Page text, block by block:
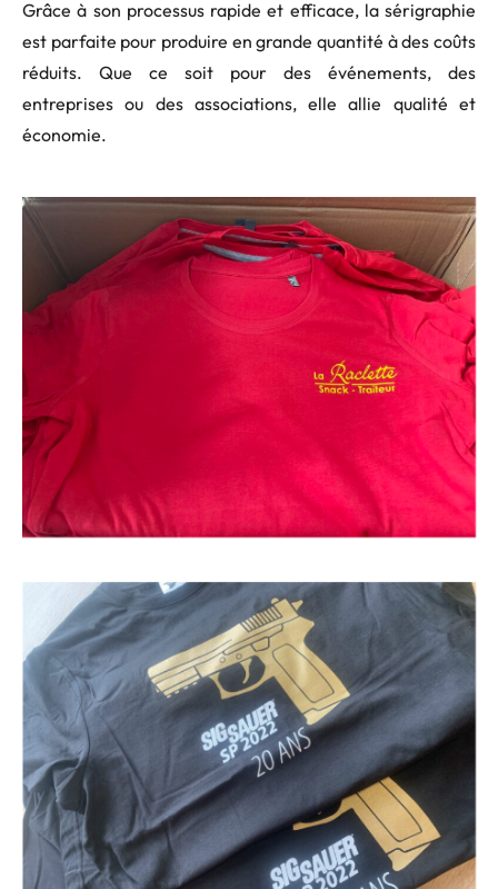
Grâce à son processus rapide et efficace, la sérigraphie
est parfaite pour produire en grande quantité à des coûts
réduits. Que ce soit pour des événements, des
entreprises ou des associations, elle allie qualité et
économie.